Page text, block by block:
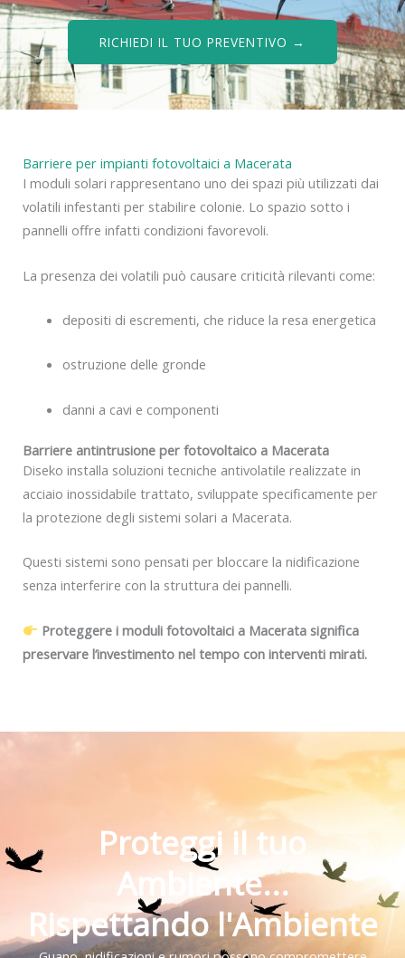
RICHIEDI IL TUO PREVENTIVO →
Barriere per impianti fotovoltaici a Macerata
I moduli solari rappresentano uno dei spazi più utilizzati dai
volatili infestanti per stabilire colonie. Lo spazio sotto i
pannelli offre infatti condizioni favorevoli.
La presenza dei volatili può causare criticità rilevanti come:
depositi di escrementi, che riduce la resa energetica
ostruzione delle gronde
danni a cavi e componenti
Barriere antintrusione per fotovoltaico a Macerata
Diseko installa soluzioni tecniche antivolatile realizzate in
acciaio inossidabile trattato, sviluppate specificamente per
la protezione degli sistemi solari a Macerata.
Questi sistemi sono pensati per bloccare la nidificazione
senza interferire con la struttura dei pannelli.
Proteggere i moduli fotovoltaici a Macerata significa
preservare l’investimento nel tempo con interventi mirati.
Proteggi il tuo
Ambiente...
Rispettando l'Ambiente